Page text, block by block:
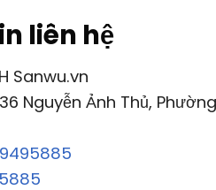
liên hệ
Sanwu.vn
Nguyễn Ảnh Thủ,